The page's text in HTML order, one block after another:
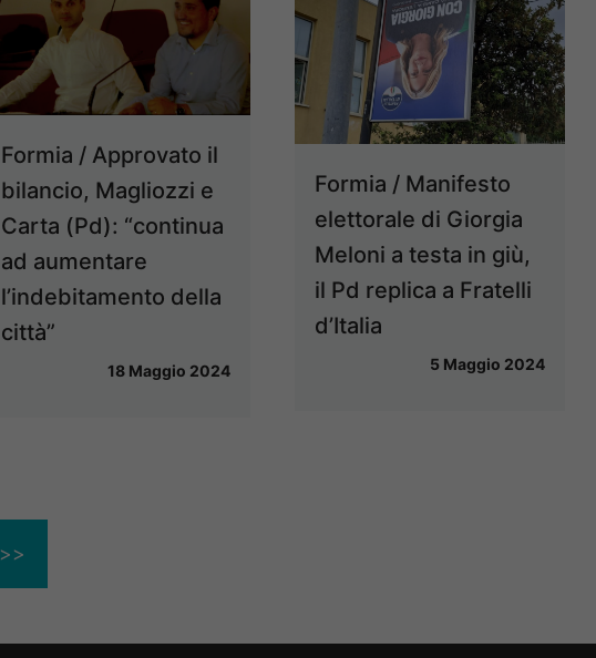
Formia / Approvato il
bilancio, Magliozzi e
Carta (Pd): “continua
ad aumentare
l’indebitamento della
città”
18 Maggio 2024
Formia / Manifesto
elettorale di Giorgia
Meloni a testa in giù,
il Pd replica a Fratelli
d’Italia
5 Maggio 2024
>>